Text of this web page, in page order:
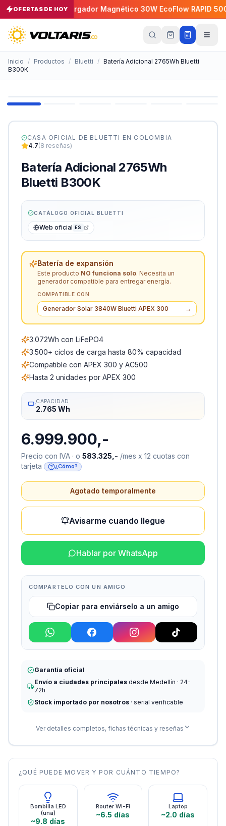
OFERTAS DE HOY
30A −5% Cargador Magnético 30W EcoFlow RAPID 5000mAh
Inicio / Productos / Bluetti / Batería Adicional 2765Wh Bluetti
B300K
CASA OFICIAL DE BLUETTI EN COLOMBIA
4.7(8 reseñas)
Batería Adicional 2765Wh
Bluetti B300K
CATÁLOGO OFICIAL BLUETTI
Web oficial ES
Batería de expansión
Este producto NO funciona solo. Necesita un
generador compatible para entregar energía.
COMPATIBLE CON
Generador Solar 3840W Bluetti APEX 300 →
3.072Wh con LiFePO4
3.500+ ciclos de carga hasta 80% capacidad
Compatible con APEX 300 y AC500
Hasta 2 unidades por APEX 300
CAPACIDAD
2.765 Wh
6.999.900,-
Precio con IVA · o 583.325,- /mes x 12 cuotas con
tarjeta
¿Cómo?
Agotado temporalmente
Avisarme cuando llegue
Hablar por WhatsApp
COMPÁRTELO CON UN AMIGO
Copiar para enviárselo a un amigo
Garantía oficial
Envío a ciudades principales desde Medellín · 24-
72h
Stock importado por nosotros · serial verificable
Ver detalles completos, fichas técnicas y reseñas
¿QUÉ PUEDE MOVER Y POR CUÁNTO TIEMPO?
Bombilla LED
(una)
~9.8 días
Router Wi-Fi
~6.5 días
Laptop
~2.0 días
Tu
Vacío
Tu
está
Agrega
y
págalos
productos